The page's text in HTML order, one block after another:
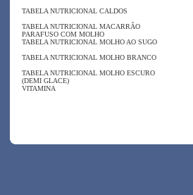
TABELA NUTRICIONAL CALDOS
TABELA NUTRICIONAL MACARRÃO
PARAFUSO COM MOLHO
TABELA NUTRICIONAL MOLHO AO SUGO
TABELA NUTRICIONAL MOLHO BRANCO
TABELA NUTRICIONAL MOLHO ESCURO
(DEMI GLACE)
VITAMINA